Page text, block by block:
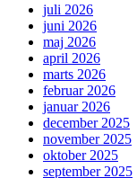
juli 2026
juni 2026
maj 2026
april 2026
marts 2026
februar 2026
januar 2026
december 2025
november 2025
oktober 2025
september 2025